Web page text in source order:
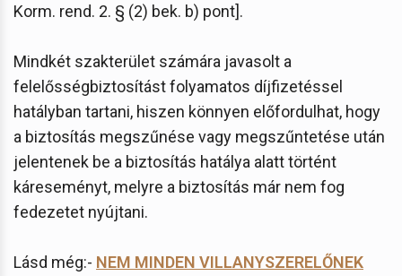
Korm. rend. 2. § (2) bek. b) pont].
Mindkét szakterület számára javasolt a
felelősségbiztosítást folyamatos díjfizetéssel
hatályban tartani, hiszen könnyen előfordulhat, hogy
a biztosítás megszűnése vagy megszűntetése után
jelentenek be a biztosítás hatálya alatt történt
káreseményt, melyre a biztosítás már nem fog
fedezetet nyújtani.
Lásd még:- NEM MINDEN VILLANYSZERELŐNEK